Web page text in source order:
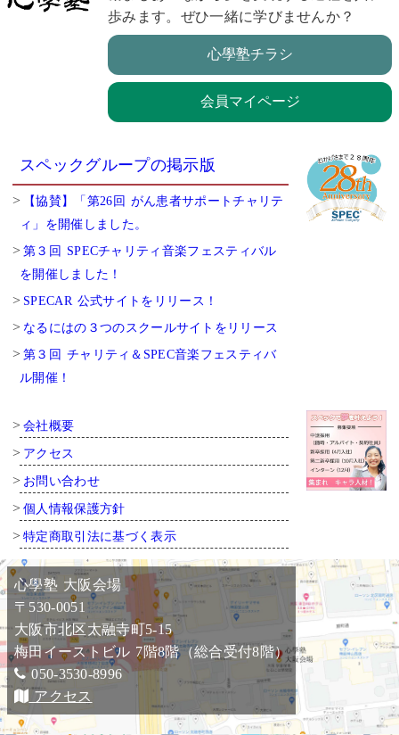
歩みます。ぜひ一緒に学びませんか？
心學塾チラシ
会員マイページ
スペックグループの掲示版
【協賛】「第26回 がん患者サポートチャリテ
ィ」を開催しました。
第３回 SPECチャリティ音楽フェスティバル
を開催しました！
SPECAR 公式サイトをリリース！
なるにはの３つのスクールサイトをリリース
第３回 チャリティ＆SPEC音楽フェスティバ
ル開催！
会社概要
アクセス
お問い合わせ
個人情報保護方針
特定商取引法に基づく表示
心學塾 大阪会場
〒530-0051
大阪市北区太融寺町5-15
梅田イーストビル 7階8階（総合受付8階）
050-3530-8996
アクセス